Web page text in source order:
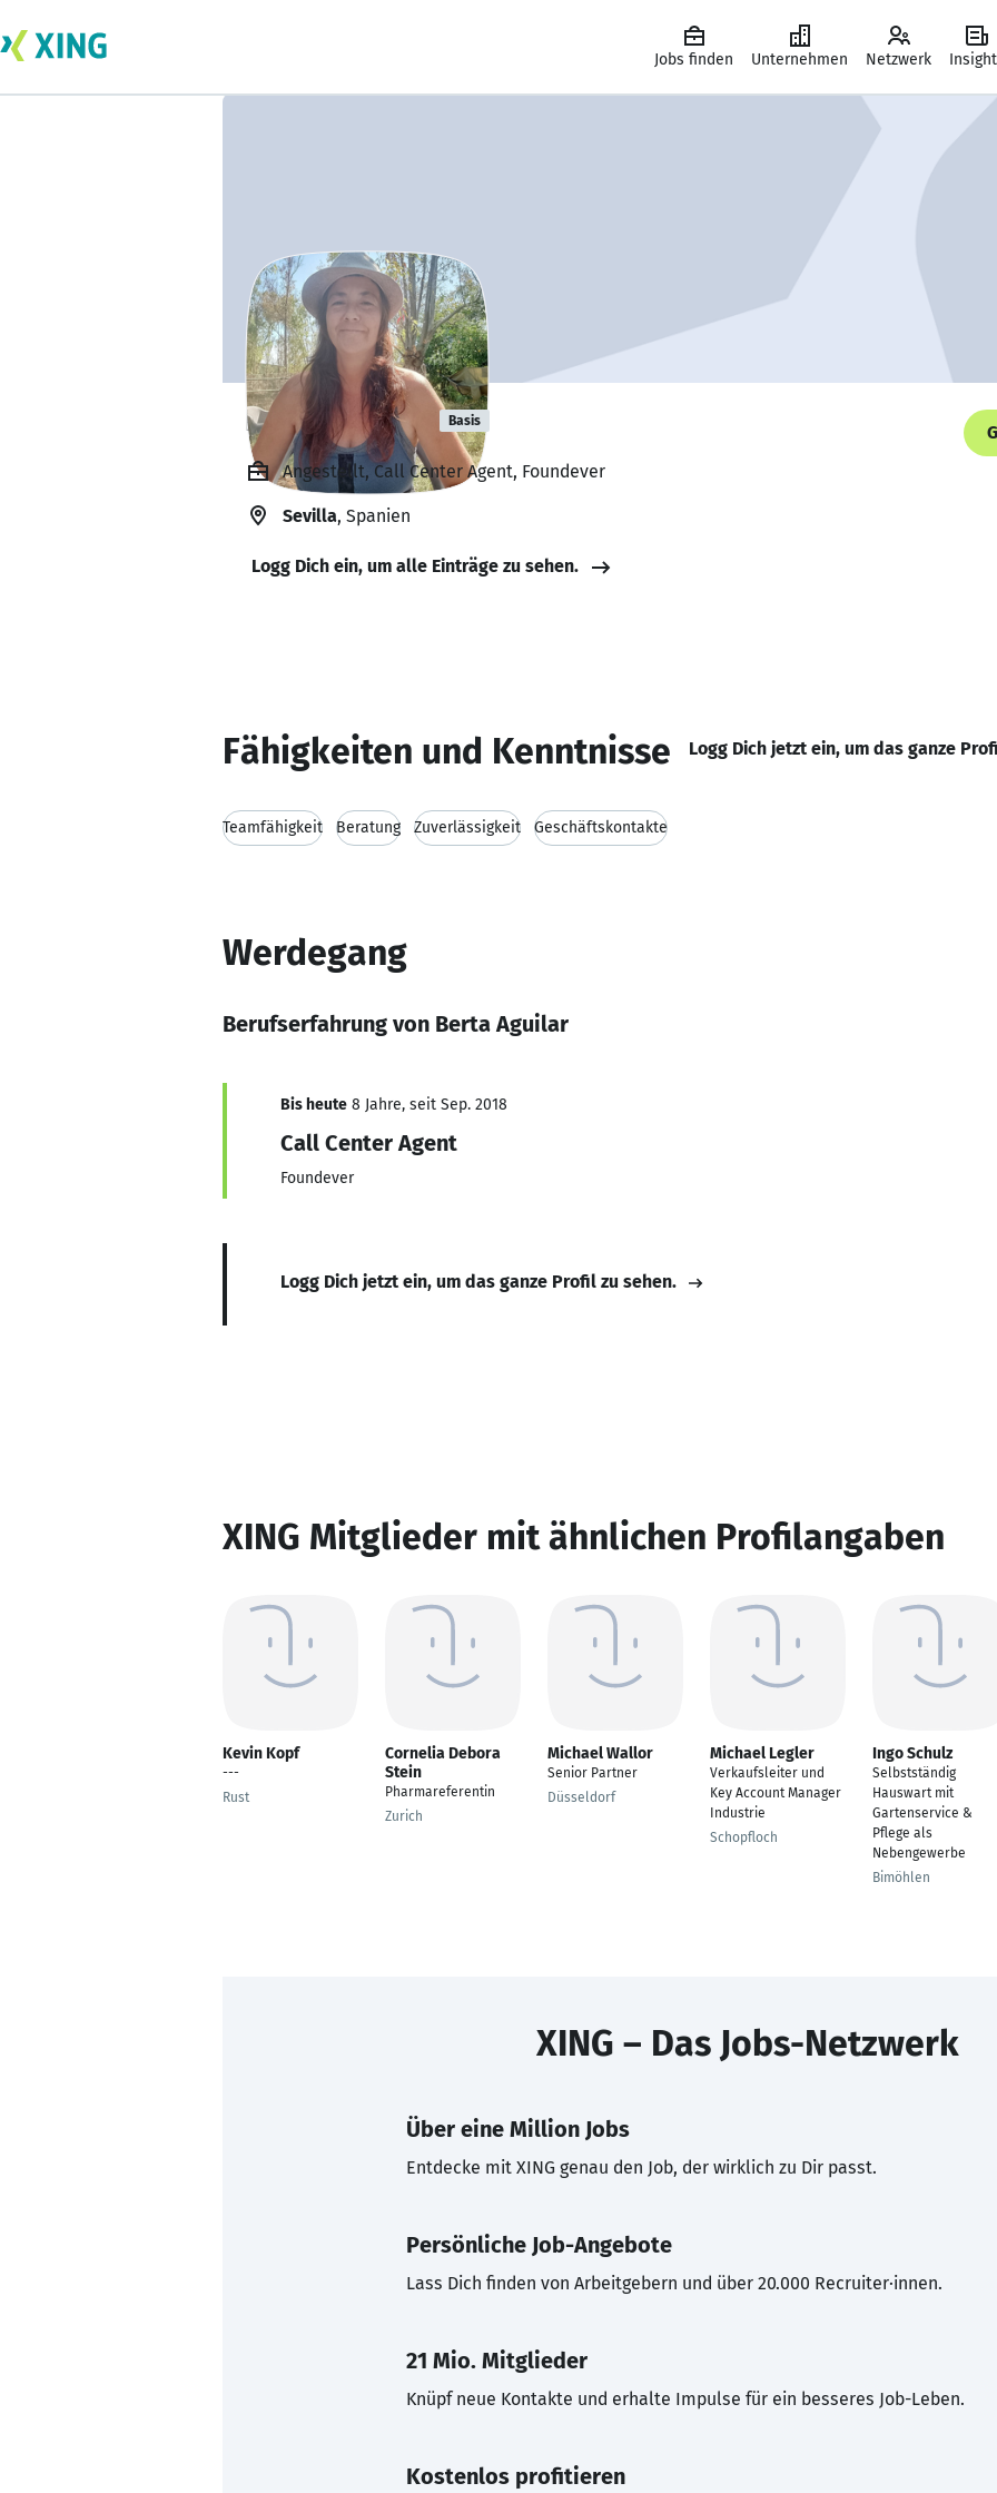
Jobs finden Unternehmen Netzwerk
Berta Aguilar Basis
Angestellt, Call Center Agent, Foundever
Sevilla, Spanien
Logg Dich ein, um alle Einträge zu sehen.
Fähigkeiten und Kenntnisse Logg Dich jetzt ein, um das ganze
Teamfähigkeit Beratung Zuverlässigkeit Geschäftskontakte
Werdegang
Berufserfahrung von Berta Aguilar
Bis heute 8 Jahre, seit Sep. 2018
Call Center Agent
Foundever
Logg Dich jetzt ein, um das ganze Profil zu sehen.
XING Mitglieder mit ähnlichen Profilangaben
Kevin Kopf
---
Rust
Cornelia Debora
Stein
Pharmareferentin
Zurich
Michael Wallor
Senior Partner
Düsseldorf
Michael Legler
Verkaufsleiter und
Key Account Manager
Industrie
Schopfloch
Ingo Schulz
Selbstständig
Hauswart mit
Gartenservice &
Pflege als
Nebengewerbe
Bimöhlen
XING – Das Jobs-Netzwerk
Über eine Million Jobs
Entdecke mit XING genau den Job, der wirklich zu Dir passt.
Persönliche Job-Angebote
Lass Dich finden von Arbeitgebern und über 20.000 Recruiter·innen.
21 Mio. Mitglieder
Knüpf neue Kontakte und erhalte Impulse für ein besseres Job-Leben.
Kostenlos profitieren